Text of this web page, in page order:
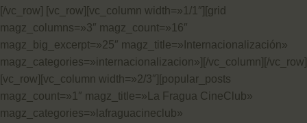
[/vc_row] [vc_row][vc_column width=»1/1″][grid
magz_columns=»3″ magz_count=»16″
magz_big_excerpt=»25″ magz_title=»Internacionalización»
magz_categories=»internacionalizacion»][/vc_column][/vc_row]
[vc_row][vc_column width=»2/3″][popular_posts
magz_count=»1″ magz_title=»La Fragua CineClub»
magz_categories=»lafraguacineclub»